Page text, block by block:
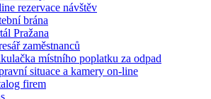
rezervace návštěv
brána
Pražana
zaměstnanců
místního poplatku za odpad
situace a kamery on-line
firem